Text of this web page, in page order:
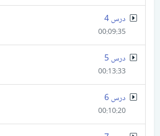
درس 4
00:09:35
درس 5
00:13:33
درس 6
00:10:20